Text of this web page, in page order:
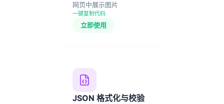
网页中展示图片
一键复制代码
立即使用
JSON 格式化与校验